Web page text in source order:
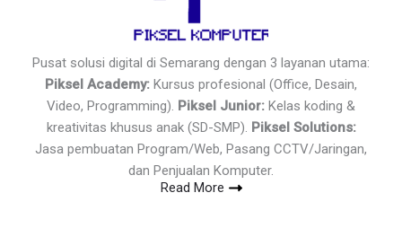
Pusat solusi digital di Semarang dengan 3 layanan utama:
Piksel Academy: Kursus profesional (Office, Desain,
Video, Programming). Piksel Junior: Kelas koding &
kreativitas khusus anak (SD-SMP). Piksel Solutions:
Jasa pembuatan Program/Web, Pasang CCTV/Jaringan,
dan Penjualan Komputer.
Read More